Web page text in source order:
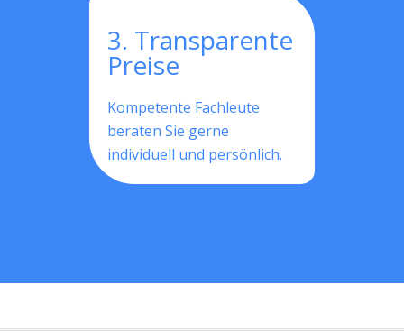
3. Transparente
Preise
Kompetente Fachleute
beraten Sie gerne
individuell und persönlich.